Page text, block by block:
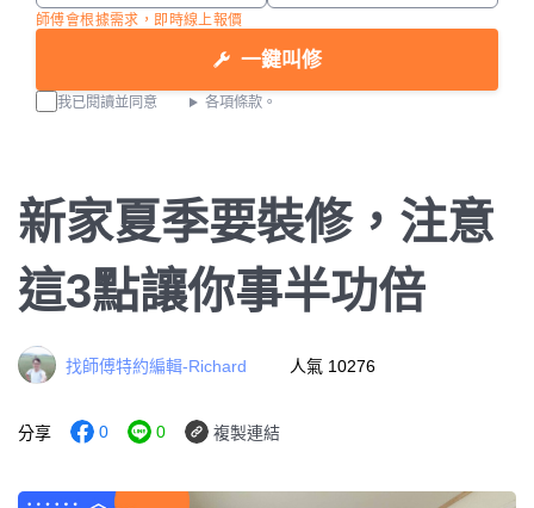
師傅會根據需求，即時線上報價
一鍵叫修
我已閱讀並同意 各項條款。
新家夏季要裝修，注意
這3點讓你事半功倍
找師傅特約編輯-Richard 人氣 10276
分享 0 0 複製連結